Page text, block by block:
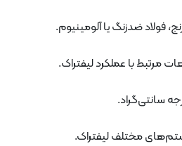
فولاد ضدزنگ یا آلومینیوم.
مرتبط با عملکرد لیفتراک.
مختلف لیفتراک.